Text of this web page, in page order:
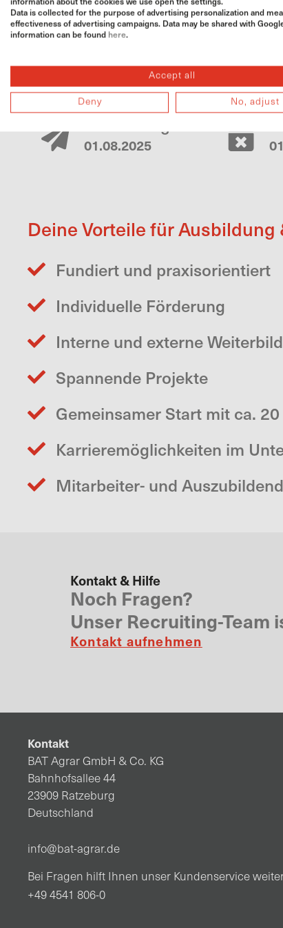
Wissenswertes
01.08.2025
Deine Vorteile für Ausbildung
Fundiert und praxisorientiert
Individuelle Förderung
Interne und externe
Spannende Projekte
Gemeinsamer Start mit ca.
Karrieremöglichkeiten im
Mitarbeiter- und
Kontakt & Hilfe
Noch Fragen?
Unser Recruiting-Team
Kontakt aufnehmen
Kontakt
BAT Agrar GmbH & Co. KG
Bahnhofsallee 44
23909 Ratzeburg
Deutschland
info@bat-agrar.de
Bei Fragen hilft Ihnen unser Kundenservice
+49 4541 806-0
Data is collected for the purpose of advertising personalization and
effectiveness of advertising campaigns. Data may be shared with
information can be found here.
Accept all
Deny No, adjust